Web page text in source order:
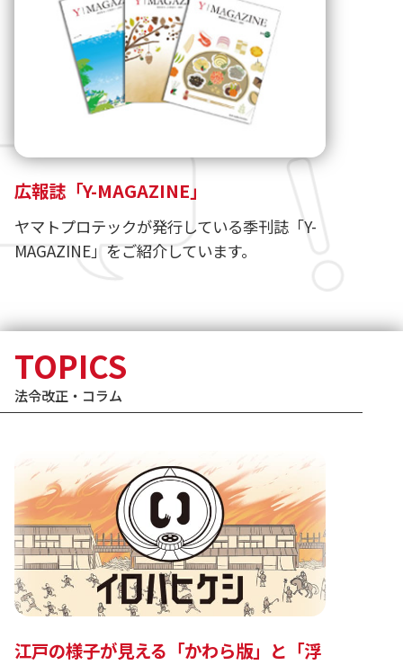
広報誌「Y-MAGAZINE」
ヤマトプロテックが発行している季刊誌「Y-
MAGAZINE」をご紹介しています。
TOPICS
法令改正・コラム
江戸の様子が見える「かわら版」と「浮